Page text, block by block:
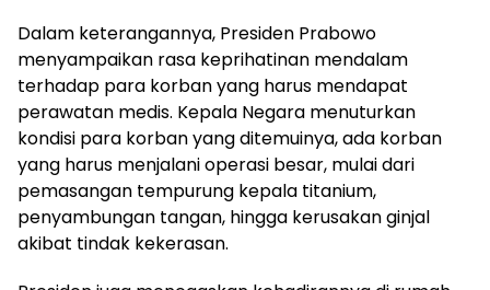
Dalam keterangannya, Presiden Prabowo
menyampaikan rasa keprihatinan mendalam
terhadap para korban yang harus mendapat
perawatan medis. Kepala Negara menuturkan
kondisi para korban yang ditemuinya, ada korban
yang harus menjalani operasi besar, mulai dari
pemasangan tempurung kepala titanium,
penyambungan tangan, hingga kerusakan ginjal
akibat tindak kekerasan.